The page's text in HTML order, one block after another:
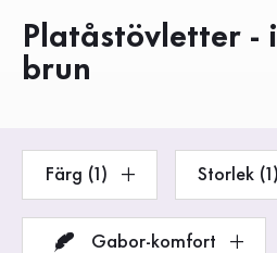
Platåstövletter -
brun
Färg (1) Storlek (1)
Gabor-komfort